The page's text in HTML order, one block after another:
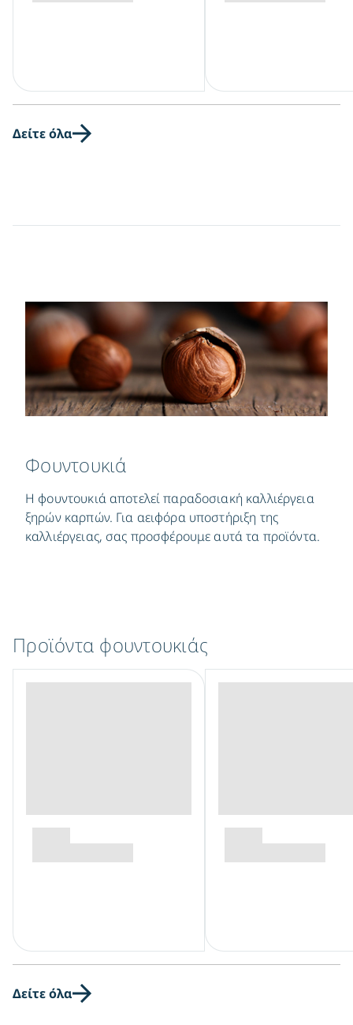
Δείτε όλα
Φουντουκιά
Η φουντουκιά αποτελεί παραδοσιακή καλλιέργεια
ξηρών καρπών. Για αειφόρα υποστήριξη της
καλλιέργειας, σας προσφέρουμε αυτά τα προϊόντα.
Προϊόντα φουντουκιάς
Δείτε όλα